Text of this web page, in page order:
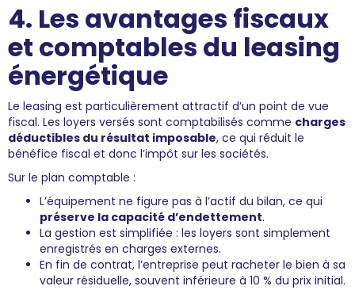
4. Les avantages fiscaux
et comptables du leasing
énergétique
Le leasing est particulièrement attractif d’un point de vue
fiscal. Les loyers versés sont comptabilisés comme charges
déductibles du résultat imposable, ce qui réduit le
bénéfice fiscal et donc l’impôt sur les sociétés.
Sur le plan comptable :
L’équipement ne figure pas à l’actif du bilan, ce qui
préserve la capacité d’endettement.
La gestion est simplifiée : les loyers sont simplement
enregistrés en charges externes.
En fin de contrat, l’entreprise peut racheter le bien à sa
valeur résiduelle, souvent inférieure à 10 % du prix initial.